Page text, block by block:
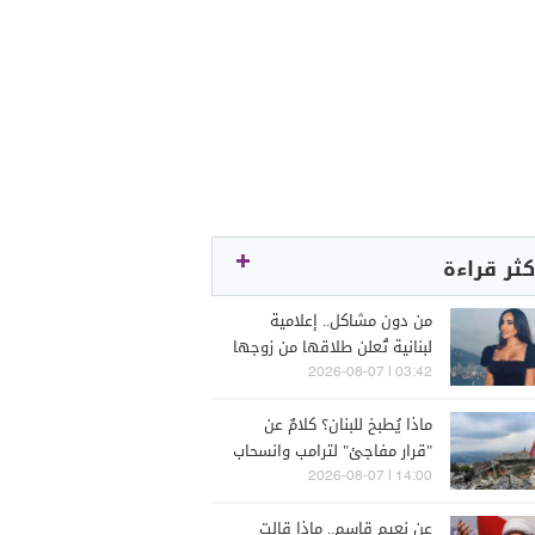
قراءة
من دون مشاكل.. إعلامية
لبنانية تُعلن طلاقها من زوجها
رجل الأعمال
03:42 | 2026-08-07
ماذا يُطبخ للبنان؟ كلامٌ عن
"قرار مفاجئ" لترامب وانسحاب
إسرائيل
14:00 | 2026-08-07
عن نعيم قاسم.. ماذا قالت